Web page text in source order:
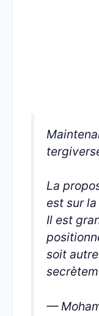
La
est sur
Il est
soit
—